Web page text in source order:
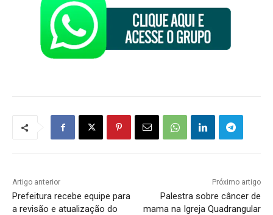
Artigo anterior
Prefeitura recebe equipe para
a revisão e atualização do
Próximo artigo
Palestra sobre câncer de
mama na Igreja Quadrangular